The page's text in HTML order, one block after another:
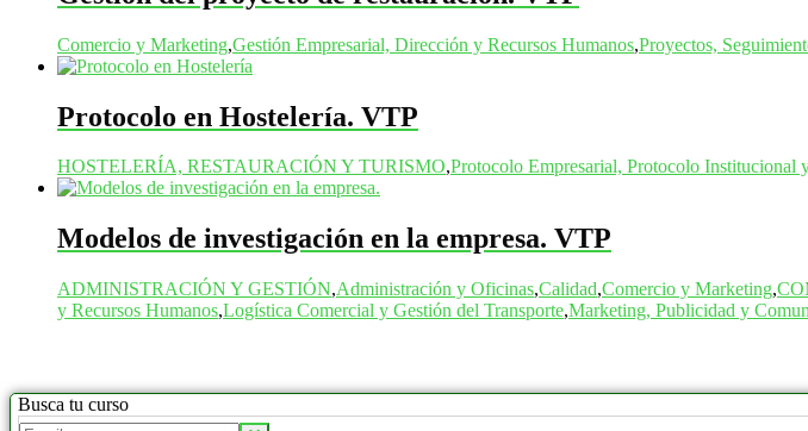
Comercio y Marketing,Gestión Empresarial, Dirección y Recursos Humanos,Proyectos,
Protocolo en Hostelería. VTP
HOSTELERÍA, RESTAURACIÓN Y TURISMO,Protocolo Empresarial, Protocolo Institucional
Modelos de investigación en la empresa. VTP
ADMINISTRACIÓN Y GESTIÓN,Administración y Oficinas,Calidad,Comercio y Marketing,
y Recursos Humanos,Logística Comercial y Gestión del Transporte,Marketing, Publicidad y
Busca tu curso